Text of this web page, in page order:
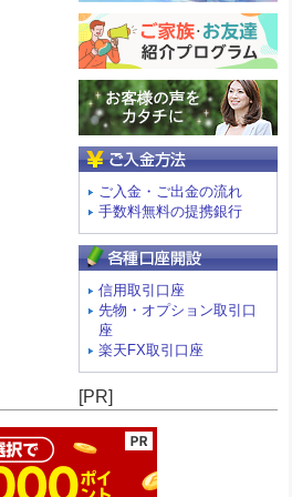
ご入金・ご出金の流れ
手数料無料の提携銀行
信用取引口座
先物・オプション取引口
座
楽天FX取引口座
[PR]